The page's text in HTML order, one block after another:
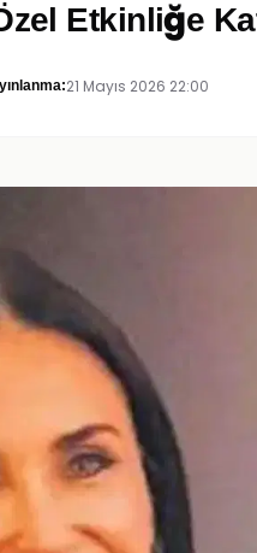
Etkinliğe
21 Mayıs 2026 22:00